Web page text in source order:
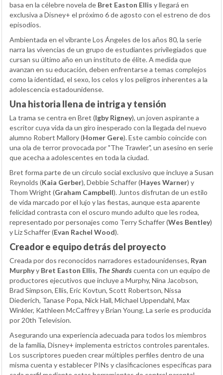
basa en la célebre novela de Bret Easton Ellis y llegará en
exclusiva a Disney+ el próximo 6 de agosto con el estreno de dos
episodios.
Ambientada en el vibrante Los Ángeles de los años 80, la serie
narra las vivencias de un grupo de estudiantes privilegiados que
cursan su último año en un instituto de élite. A medida que
avanzan en su educación, deben enfrentarse a temas complejos
como la identidad, el sexo, los celos y los peligros inherentes a la
adolescencia estadounidense.
Una historia llena de intriga y tensión
La trama se centra en Bret (Igby Rigney), un joven aspirante a
escritor cuya vida da un giro inesperado con la llegada del nuevo
alumno Robert Mallory (Homer Gere). Este cambio coincide con
una ola de terror provocada por "The Trawler", un asesino en serie
que acecha a adolescentes en toda la ciudad.
Bret forma parte de un círculo social exclusivo que incluye a Susan
Reynolds (Kaia Gerber), Debbie Schaffer (Hayes Warner) y
Thom Wright (Graham Campbell). Juntos disfrutan de un estilo
de vida marcado por el lujo y las fiestas, aunque esta aparente
felicidad contrasta con el oscuro mundo adulto que les rodea,
representado por personajes como Terry Schaffer (Wes Bentley)
y Liz Schaffer (Evan Rachel Wood).
Creador e equipo detrás del proyecto
Creada por dos reconocidos narradores estadounidenses, Ryan
Murphyy Bret Easton Ellis, The Shardscuenta con un equipo de
productores ejecutivos que incluye a Murphy, Nina Jacobson,
Brad Simpson, Ellis, Eric Kovtun, Scott Robertson, Nissa
Diederich, Tanase Popa, Nick Hall, Michael Uppendahl, Max
Winkler, Kathleen McCaffrey y Brian Young. La serie es producida
por 20th Television.
Asegurando una experiencia adecuada para todos los miembros
de la familia, Disney+ implementa estrictos controles parentales.
Los suscriptores pueden crear múltiples perfiles dentro de una
misma cuenta y establecer PINs y clasificaciones específicas para